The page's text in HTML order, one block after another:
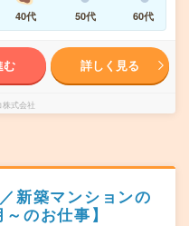
40代 50代 60代
む 詳しく見る
株式会社
新築マンションの
のお仕事】